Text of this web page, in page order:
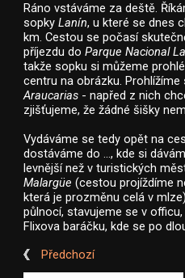
Ráno vstáváme za deště.
sopkyLanín, u které se dnes
km. Cestou se počasí
příjezdu doParque Nacional
takže sopku si můžeme
centru na obrázku.
Araucarias - napřed z nich
zjišťujeme, že žádné šišky
Vydáváme se tedy opět na
dostáváme do ..., kde si
levnější než v turistických
Malargüe (cestou projíždíme
která je prozměnu celá v
půlnocí, stavujeme se v
Flixova baráčku, kde se po
Předchozí